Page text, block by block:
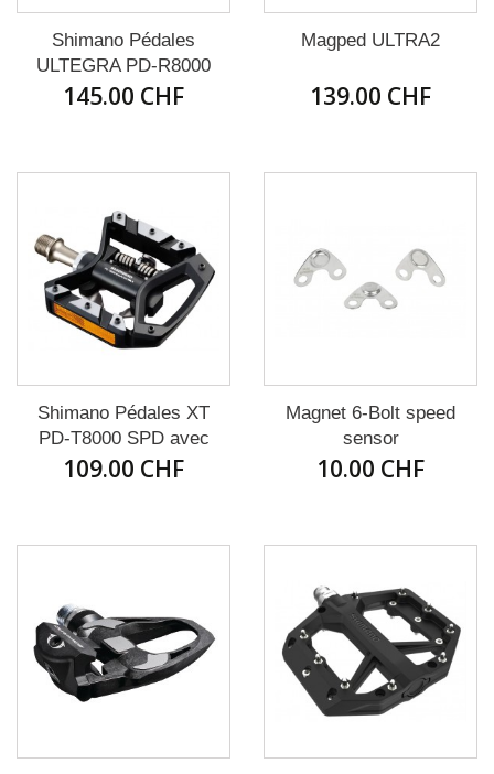
Shimano Pédales
ULTEGRA PD-R8000
SPD-L...
145.00 CHF
Magped ULTRA2
139.00 CHF
Shimano Pédales XT
PD-T8000 SPD avec
cale...
109.00 CHF
Magnet 6-Bolt speed
sensor
10.00 CHF